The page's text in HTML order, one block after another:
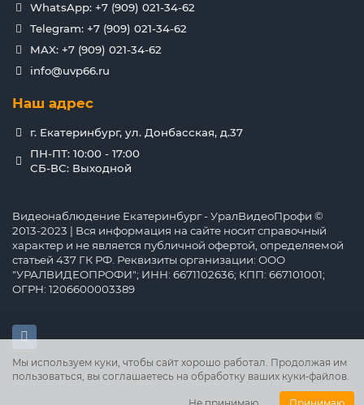
Мы используем куки, чтобы сайт хорошо работал. Продолжая им
пользоваться, вы соглашаетесь на обработку ваших куки‑файлов.
WhatsApp: +7 (909) 021-34-62
Telegram: +7 (909) 021-34-62
MAX: +7 (909) 021-34-62
info@uvp66.ru
Наш адрес
г. Екатеринбург, ул. Донбасская, д.37
ПН-ПТ: 10:00 - 17:00
СБ-ВС: Выходной
Видеонаблюдение Екатеринбург - УралВидеоПрофи ©
2013-2023 | Вся информация на сайте носит справочный
характер и не является публичной офертой, определяемой
статьей 437 ГК РФ. Реквизиты организации: ООО
"УРАЛВИДЕОПРОФИ"; ИНН: 6671102636; КПП: 667101001;
ОГРН: 1206600003389